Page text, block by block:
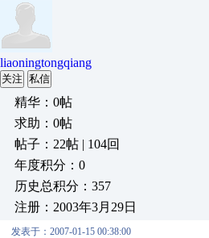
liaoningtongqiang
关注 私信
精华：0帖
求助：0帖
帖子：22帖 | 104回
年度积分：0
历史总积分：357
注册：2003年3月29日
发表于：2007-01-15 00:38:00